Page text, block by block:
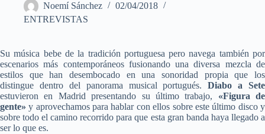
Noemí Sánchez
02/04/2018
ENTREVISTAS
Su música bebe de la tradición portuguesa pero navega también por
escenarios más contemporáneos fusionando una diversa mezcla de
estilos que han desembocado en una sonoridad propia que los
distingue dentro del panorama musical portugués.Diabo a Sete
estuvieron en Madrid presentando su último trabajo, «Figura de
gente» y aprovechamos para hablar con ellos sobre este último disco y
sobre todo el camino recorrido para que esta gran banda haya llegado a
ser lo que es.